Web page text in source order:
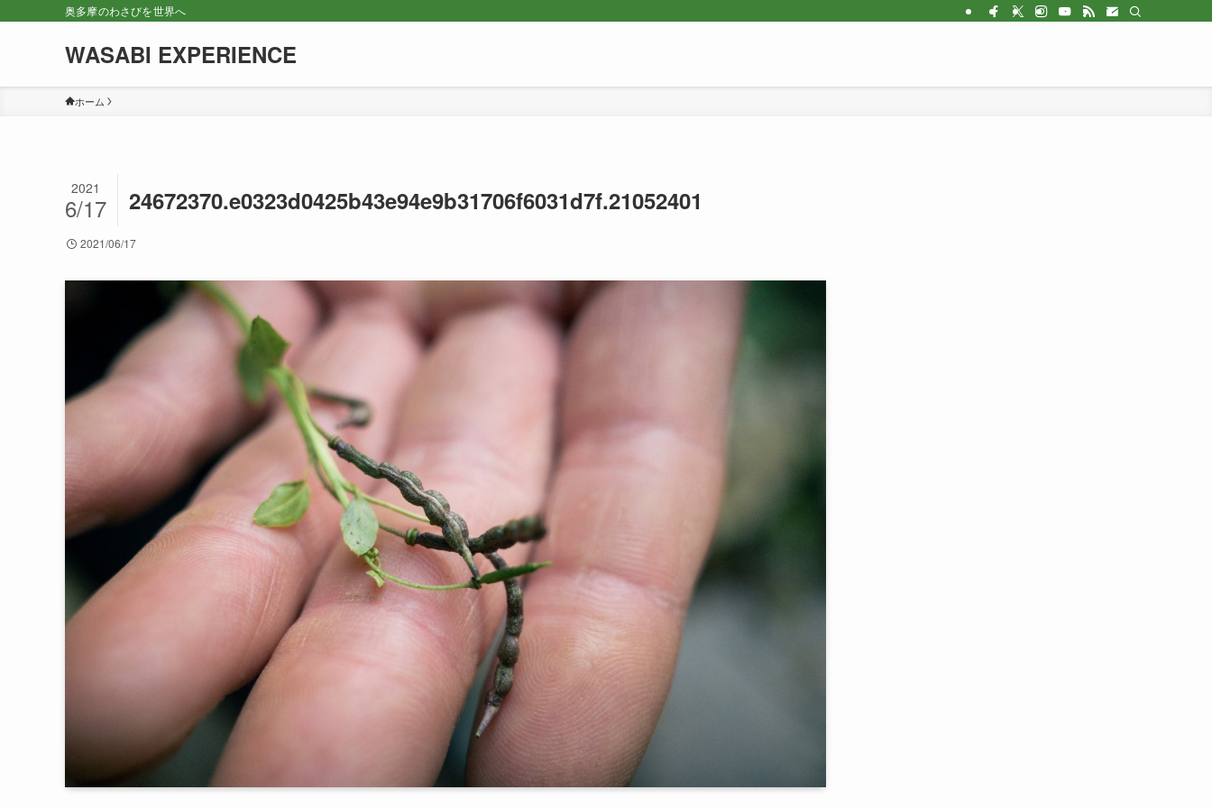
奥多摩のわさびを世界へ
WASABI EXPERIENCE
ホーム
24672370.e0323d0425b43e94e9b31706f6031d7f.21052401
2021
6/17
2021/06/17